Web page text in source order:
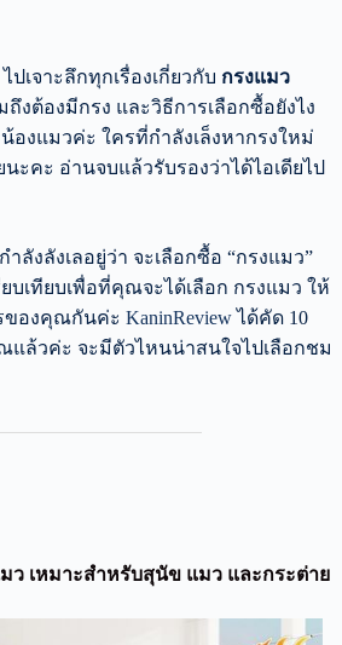
เจาะลึกทุกเรื่องเกี่ยวกับ กรงแมว
งต้องมีกรง และวิธีการเลือกซื้อยังไง
องแมวค่ะ ใครที่กำลังเล็งหากรงใหม่
ะคะ อ่านจบแล้วรับรองว่าได้ไอเดียไป
ลังลังเลอยู่ว่า จะเลือกซื้อ “กรงแมว”
บเทียบเพื่อที่คุณจะได้เลือก กรงแมว ให้
ของคุณกันค่ะ KaninReviewได้คัด 10
แล้วค่ะ จะมีตัวไหนน่าสนใจไปเลือกชม
มว เหมาะสำหรับสุนัข แมว และกระต่าย